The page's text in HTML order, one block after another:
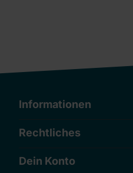
Informationen
Rechtliches
Dein Konto